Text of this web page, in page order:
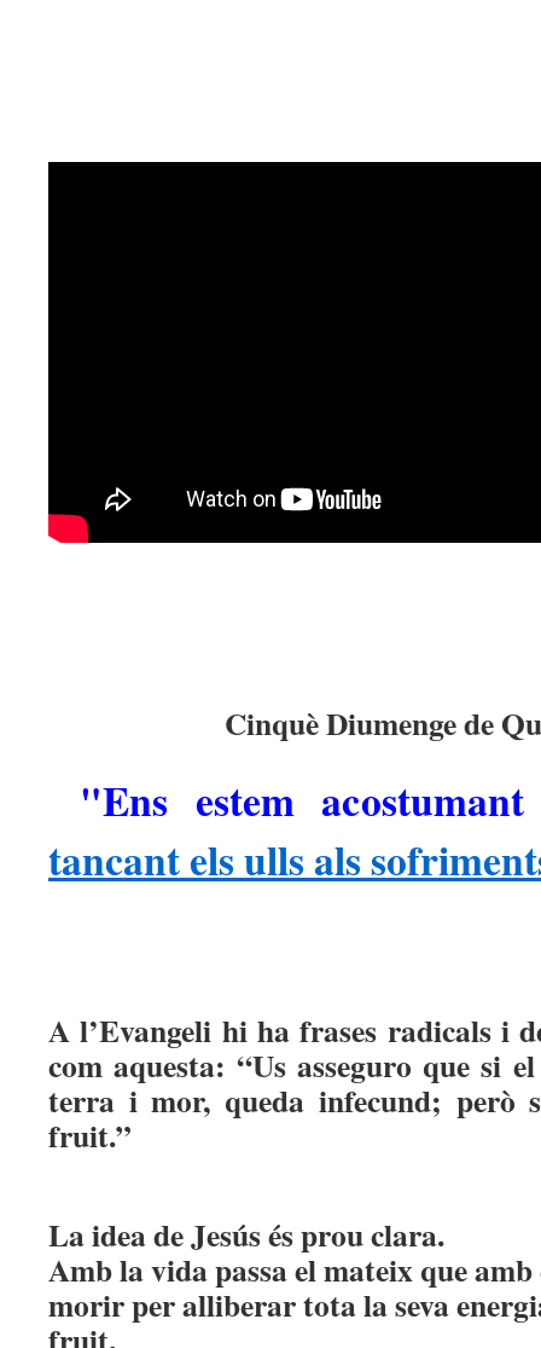
Cinquè Diumenge de
"Ens estem
tancant els ulls als
A l’Evangeli hi ha frases radicals i
com aquesta: “Us asseguro que si
terra i mor, queda infecund; però
fruit.”
La idea de Jesús és prou clara.
Amb la vida passa el mateix que
morir per alliberar tota la seva